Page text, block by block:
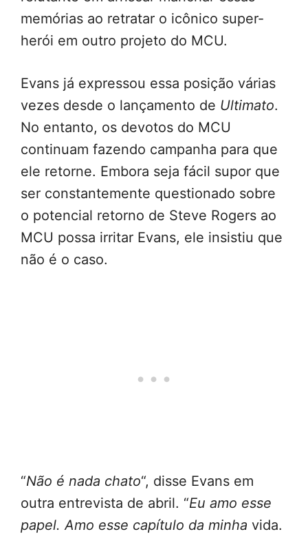
memórias ao retratar o icônico super-
herói em outro projeto do MCU.
Evans já expressou essa posição várias
vezes desde o lançamento de Ultimato.
No entanto, os devotos do MCU
continuam fazendo campanha para que
ele retorne. Embora seja fácil supor que
ser constantemente questionado sobre
o potencial retorno de Steve Rogers ao
MCU possa irritar Evans, ele insistiu que
não é o caso.
“Não é nada chato“, disse Evans em
outra entrevista de abril. “Eu amo esse
papel. Amo esse capítulo da minha vida.